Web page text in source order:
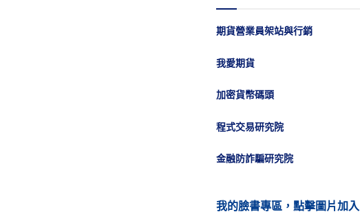
期貨營業員架站與行銷
我愛期貨
加密貨幣碼頭
程式交易研究院
金融防詐騙研究院
我的臉書專區，點擊圖片加入